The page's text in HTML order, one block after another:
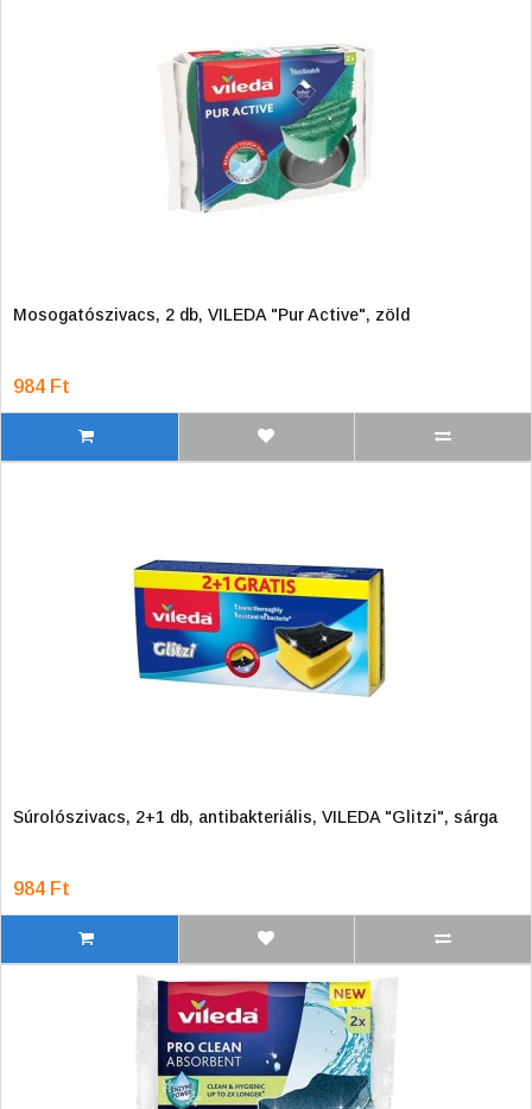
Mosogatószivacs, 2 db, VILEDA "Pur Active", zöld
984 Ft
Súrolószivacs, 2+1 db, antibakteriális, VILEDA "Glitzi", sárga
984 Ft